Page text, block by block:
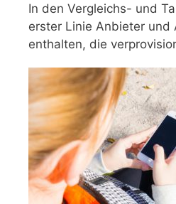
In den Vergleichs- und
erster Linie Anbieter und
enthalten, die